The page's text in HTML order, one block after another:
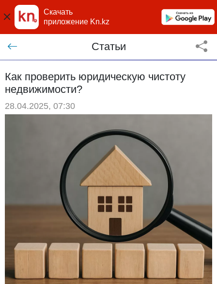
Скачать
приложение Kn.kz
Статьи
Как проверить юридическую чистоту
недвижимости?
28.04.2025, 07:30